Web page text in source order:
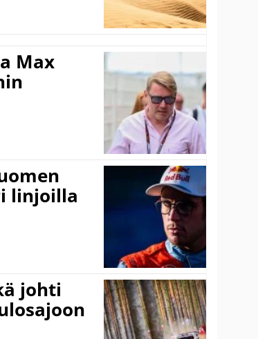
Max
linjoilla
johti